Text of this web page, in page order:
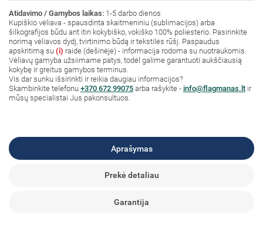
Atidavimo / Gamybos laikas: 1-5 darbo dienos
Kupiškio vėliava - spausdinta skaitmeniniu (sublimacijos) arba
šilkografijos būdu ant itin kokybiško, vokiško 100% poliesterio. Pasirinkite
norimą vėliavos dydį, tvirtinimo būdą ir tekstilės rūšį. Paspaudus
apskritimą su (i) raide (dešinėje) - informacija rodoma su nuotraukomis.
Vėliavų gamyba užsiimame patys, todėl galime garantuoti aukščiausią
kokybę ir greitus gamybos terminus.
Vis dar sunku išsirinkti ir reikia daugiau informacijos?
Skambinkite telefonu +370 672 99075 arba rašykite - info@flagmanas.lt ir
mūsų specialistai Jus pakonsultuos.
Aprašymas
Prekė detaliau
Garantija